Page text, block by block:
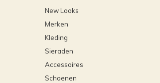
New Looks
Merken
Kleding
Sieraden
Accessoires
Schoenen